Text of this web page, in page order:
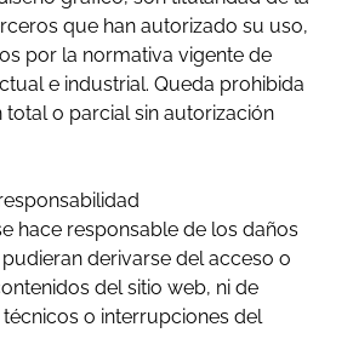
que han autorizado su uso,
por la normativa vigente de
e industrial. Queda prohibida
o parcial sin autorización
hace responsable de los daños
derivarse del acceso o
del sitio web, ni de
o interrupciones del